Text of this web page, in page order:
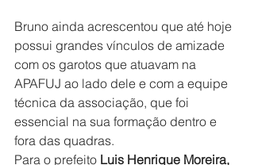
Bruno ainda acrescentou que até hoje
possui grandes vínculos de amizade
com os garotos que atuavam na
APAFUJ ao lado dele e com a equipe
técnica da associação, que foi
essencial na sua formação dentro e
fora das quadras.
Para o prefeito Luis Henrique Moreira,